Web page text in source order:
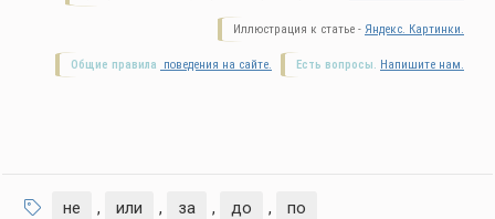
Иллюстрация к статье - Яндекс. Картинки.
Есть вопросы. Напишите нам.
Общие правила поведения на сайте.
не , или , за , до , по